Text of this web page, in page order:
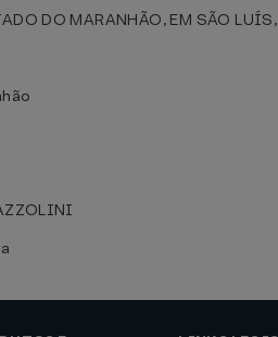
DO MARANHÃO, EM SÃO